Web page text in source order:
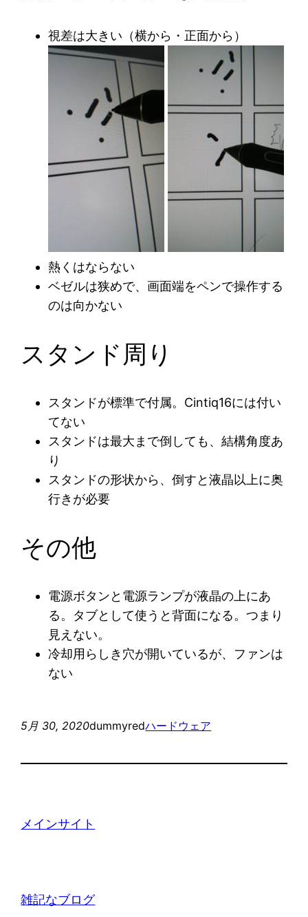
視差は大きい（横から・正面から）
熱くはならない
ベゼルは狭めで、画面端をペンで操作する
のは向かない
スタンド周り
スタンドが標準で付属。Cintiq16には付い
てない
スタンドは最大まで倒しても、結構角度あ
り
スタンドの形状から、倒すと液晶以上に奥
行きが必要
その他
電源ボタンと電源ランプが液晶の上にあ
る。タブとして使うと背面になる。つまり
見えない。
冷却用らしき穴が開いているが、ファンは
ない
5月 30, 2020dummyredハードウェア
メインサイト
雑記なブログ